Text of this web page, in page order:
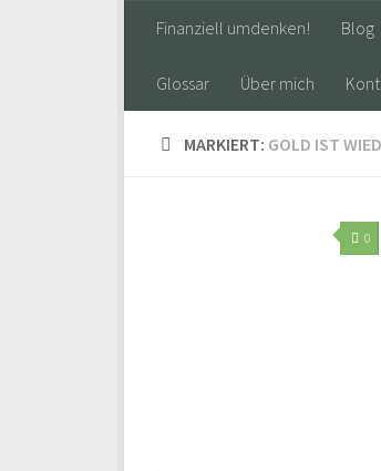
Finanziell umdenken! Blog
Glossar Über mich
MARKIERT: GOLD IST
0